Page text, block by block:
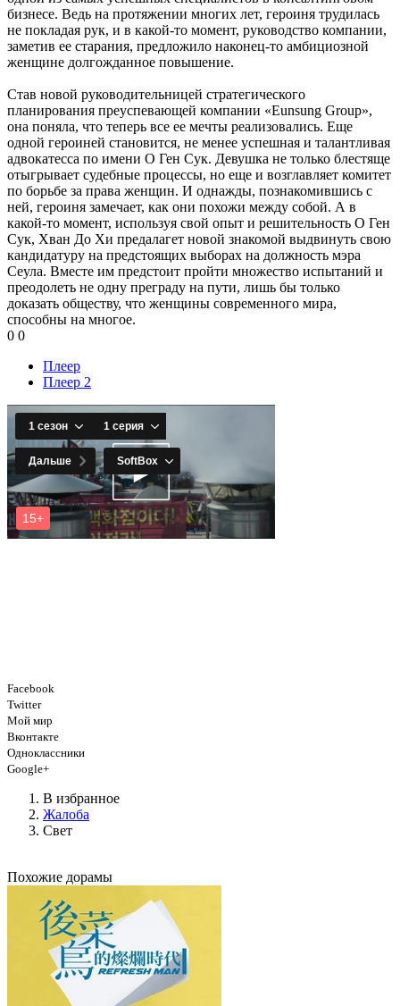
бизнесе. Ведь на протяжении многих лет, героиня трудилась
не покладая рук, и в какой-то момент, руководство компании,
заметив ее старания, предложило наконец-то амбициозной
женщине долгожданное повышение.
Став новой руководительницей стратегического
планирования преуспевающей компании «Eunsung Group»,
она поняла, что теперь все ее мечты реализовались. Еще
одной героиней становится, не менее успешная и талантливая
адвокатесса по имени О Ген Сук. Девушка не только блестяще
отыгрывает судебные процессы, но еще и возглавляет комитет
по борьбе за права женщин. И однажды, познакомившись с
ней, героиня замечает, как они похожи между собой. А в
какой-то момент, используя свой опыт и решительность О Ген
Сук, Хван До Хи предалагет новой знакомой выдвинуть свою
кандидатуру на предстоящих выборах на должность мэра
Сеула. Вместе им предстоит пройти множество испытаний и
преодолеть не одну преграду на пути, лишь бы только
доказать обществу, что женщины современного мира,
способны на многое.
0 0
Плеер
Плеер 2
Facebook
Twitter
Мой мир
Вконтакте
Одноклассники
Google+
В избранное
Жалоба
Свет
Похожие дорамы